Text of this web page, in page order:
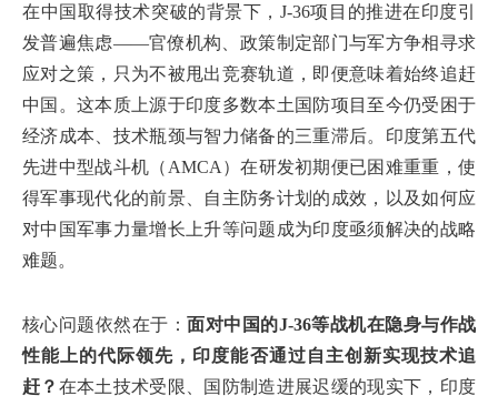
在中国取得技术突破的背景下，J-36项目的推进在印度引
发普遍焦虑——官僚机构、政策制定部门与军方争相寻求
应对之策，只为不被甩出竞赛轨道，即便意味着始终追赶
中国。这本质上源于印度多数本土国防项目至今仍受困于
经济成本、技术瓶颈与智力储备的三重滞后。印度第五代
先进中型战斗机（AMCA）在研发初期便已困难重重，使
得军事现代化的前景、自主防务计划的成效，以及如何应
对中国军事力量增长上升等问题成为印度亟须解决的战略
难题。
核心问题依然在于：面对中国的J-36等战机在隐身与作战
性能上的代际领先，印度能否通过自主创新实现技术追
赶？ 在本土技术受限、国防制造进展迟缓的现实下，印度